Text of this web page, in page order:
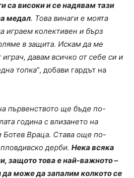
са високи и се надявам тази
медал. Това винаги е моята
играем колективен и бърз
в защита. Искам да ме
играч, давам всичко от себе си и
топка”, добави гардът на
първенството ще бъде по-
година с влизането на
Ботев Враца. Става още по-
дерби. Нека всяка
защото това е най-важното –
може да запалим колкото се